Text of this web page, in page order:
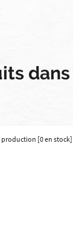
production [0 en stock]